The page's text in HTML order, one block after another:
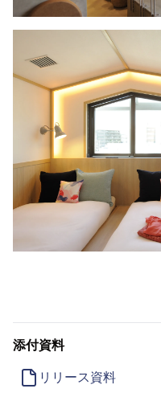
添付資料
リリース資料